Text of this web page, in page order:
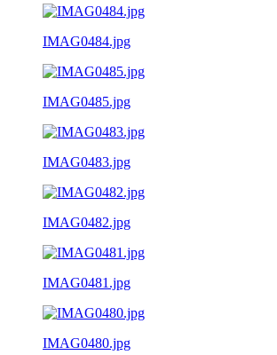
IMAG0484.jpg
IMAG0485.jpg
IMAG0483.jpg
IMAG0482.jpg
IMAG0481.jpg
IMAG0480.jpg